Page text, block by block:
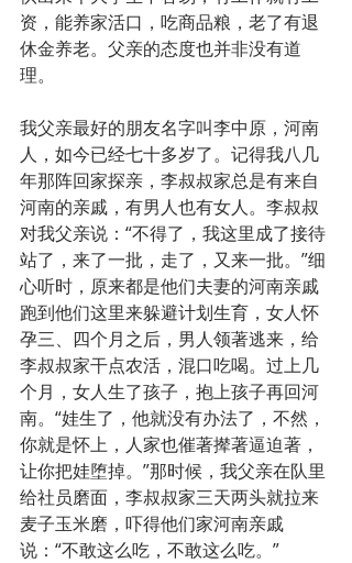
资，能养家活口，吃商品粮，老了有退
休金养老。父亲的态度也并非没有道
理。
我父亲最好的朋友名字叫李中原，河南
人，如今已经七十多岁了。记得我八几
年那阵回家探亲，李叔叔家总是有来自
河南的亲戚，有男人也有女人。李叔叔
对我父亲说：“不得了，我这里成了接待
站了，来了一批，走了，又来一批。”细
心听时，原来都是他们夫妻的河南亲戚
跑到他们这里来躲避计划生育，女人怀
孕三、四个月之后，男人领著逃来，给
李叔叔家干点农活，混口吃喝。过上几
个月，女人生了孩子，抱上孩子再回河
南。“娃生了，他就没有办法了，不然，
你就是怀上，人家也催著撵著逼迫著，
让你把娃堕掉。”那时候，我父亲在队里
给社员磨面，李叔叔家三天两头就拉来
麦子玉米磨，吓得他们家河南亲戚
说：“不敢这么吃，不敢这么吃。”